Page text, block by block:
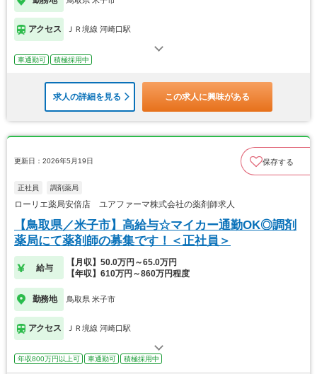
アクセス ＪＲ境線 河崎口駅
車通勤可 積極採用中
求人の詳細を見る この求人に興味がある
更新日：2026年5月19日 保存する
正社員 調剤薬局
ローリエ薬局安倍店 ユアファーマ株式会社の薬剤師求人
【鳥取県／米子市】高給与☆マイカー通勤OK◎調剤
薬局にて薬剤師の募集です！＜正社員＞
給与
【月収】50.0万円～65.0万円
【年収】610万円～860万円程度
勤務地 鳥取県 米子市
アクセス ＪＲ境線 河崎口駅
年収800万円以上可 車通勤可 積極採用中